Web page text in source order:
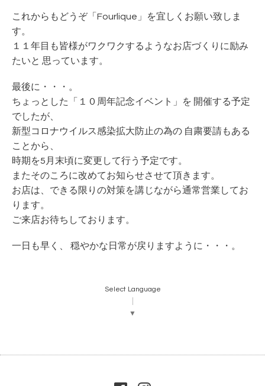
これからもどうぞ「Fourlique」を宜しくお願い致しま
す。
１１年目も皆様がワクワクするようなお店づくりに励み
たいと 思っています。
最後に・・・。
ちょっとした「１０周年記念イベント」を 開催する予定
でしたが、
新型コロナウイルス感染拡大防止の為の 自粛要請もある
ことから、
時期を5月末頃に変更して行う予定です。
またそのころに改めてお知らせさせて頂きます。
お店は、できる限りの対策を講じながら通常営業してお
ります。
ご来店お待ちしております。
一日も早く、 穏やかな日常が戻りますように・・・。
Select Language
▼